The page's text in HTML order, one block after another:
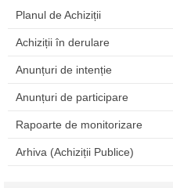
Planul de Achiziții
Achiziții în derulare
Anunțuri de intenție
Anunțuri de participare
Rapoarte de monitorizare
Arhiva (Achiziții Publice)